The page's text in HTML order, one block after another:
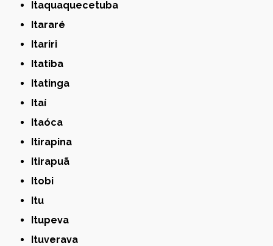
Itaquaquecetuba
Itararé
Itariri
Itatiba
Itatinga
Itaí
Itaóca
Itirapina
Itirapuã
Itobi
Itu
Itupeva
Ituverava